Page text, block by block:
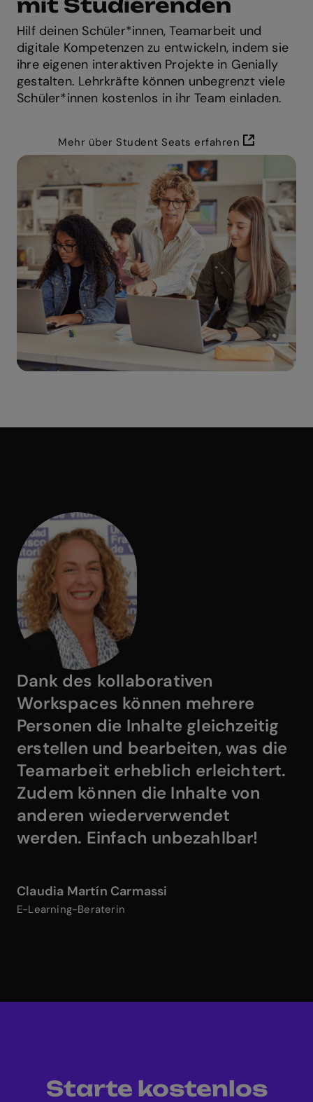
mit Studierenden
Hilf deinen Schüler*innen, Teamarbeit und
digitale Kompetenzen zu entwickeln, indem sie
ihre eigenen interaktiven Projekte in Genially
gestalten. Lehrkräfte können unbegrenzt viele
Schüler*innen kostenlos in ihr Team einladen.
Mehr über Student Seats erfahren
Dank des kollaborativen
Workspaces können mehrere
Personen die Inhalte gleichzeitig
erstellen und bearbeiten, was die
Teamarbeit erheblich erleichtert.
Zudem können die Inhalte von
anderen wiederverwendet
werden. Einfach unbezahlbar!
Claudia Martín Carmassi
E-Learning-Beraterin
Starte kostenlos